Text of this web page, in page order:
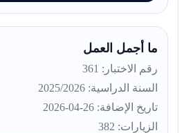
ما أجمل العمل
رقم الاختبار: 361
السنة الدراسية: 2025/2026
تاريخ الإضافة: 26-04-2026
الزيارات: 382